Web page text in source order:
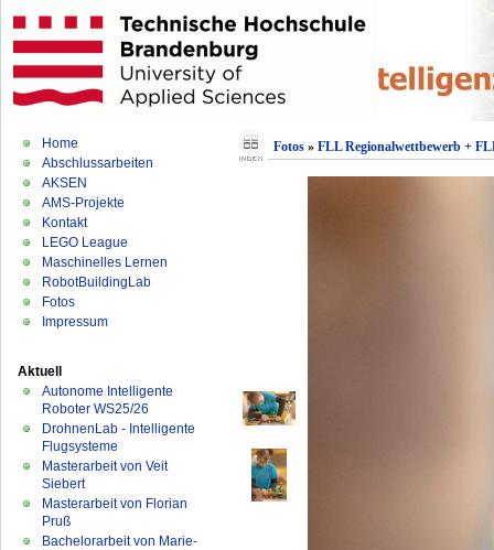
Home
Abschlussarbeiten
AKSEN
AMS-Projekte
Kontakt
LEGO League
Maschinelles Lernen
RobotBuildingLab
Fotos
Impressum
Aktuell
Autonome Intelligente
Roboter WS25/26
DrohnenLab - Intelligente
Flugsysteme
Masterarbeit von Veit
Siebert
Masterarbeit von Florian
Pruß
Bachelorarbeit von Marie-
Fotos» FLL Regionalwettbewerb +